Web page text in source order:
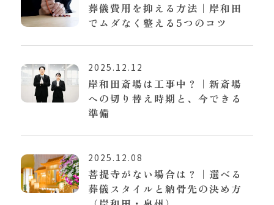
葬儀費用を抑える方法｜岸和田
でムダなく整える5つのコツ
2025.12.12
岸和田斎場は工事中？｜新斎場
への切り替え時期と、今できる
準備
2025.12.08
菩提寺がない場合は？｜選べる
葬儀スタイルと納骨先の決め方